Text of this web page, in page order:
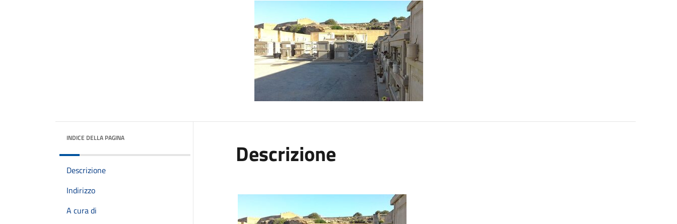
INDICE DELLA PAGINA
Descrizione
Indirizzo
A cura di
Descrizione